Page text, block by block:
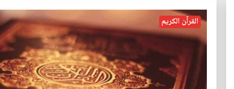
القرآن الكريم